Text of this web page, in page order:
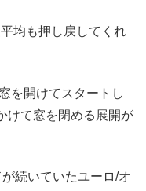
均も押し戻してくれ
を開けてスタートし
けて窓を閉める展開が
続いていたユーロ/オ